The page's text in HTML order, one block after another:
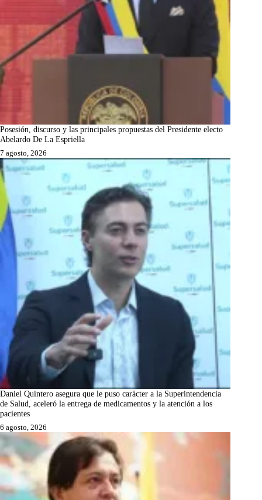
Posesión, discurso y las principales propuestas del Presidente electo
Abelardo De La Espriella
7 agosto, 2026
Daniel Quintero asegura que le puso carácter a la Superintendencia
de Salud, aceleró la entrega de medicamentos y la atención a los
pacientes
6 agosto, 2026